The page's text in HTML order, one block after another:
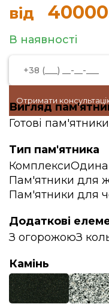
від
В наявності
Отримати
Вигляд
Готові пам'ятники
Тип пам'ятника
Комплекси
Пам'ятники для
Пам'ятники для
Додаткові
З огорожоюЗ
Камінь